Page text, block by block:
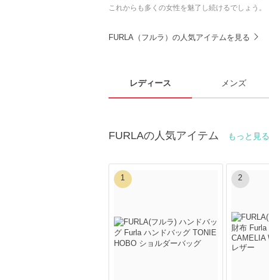
これからも多くの女性を魅了し続けるでしょう。
FURLA（フルラ）の人気アイテムを見る
レディース メンズ
FURLAの人気アイテム もっと見る
1 2